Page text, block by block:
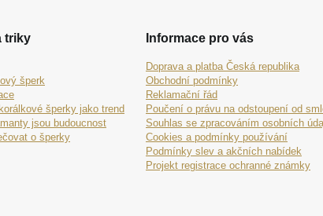
triky
šperk
šperky jako trend
jsou budoucnost
o šperky
Informace pro vás
Doprava a platba Česká republika
Obchodní podmínky
Reklamační řád
Poučení o právu na odstoupení od
Souhlas se zpracováním osobních
Cookies a podmínky používání
Podmínky slev a akčních nabídek
Projekt registrace ochranné známky